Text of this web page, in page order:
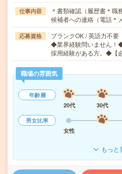
仕事内容
＊書類確認（履歴書＊職
候補者への連絡（電話＊
応募資格
ブランクOK / 英語力不要
◆業界経験問いません！
採用経験がある方。◆【
職場の雰囲気
年齢層
20代
30代
男女比率
女性
もっと